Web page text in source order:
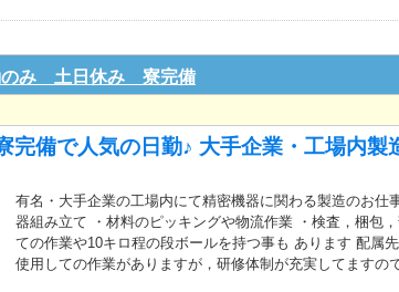
のみ 土日休み 寮完備
完備で人気の日勤♪ 大手企業・工場内製
有名・大手企業の工場内にて精密機器に関わる製造のお
器組み立て ・材料のピッキングや物流作業 ・検査，梱包
ての作業や10キロ程の段ボールを持つ事も あります 配属
使用しての作業がありますが，研修体制が充実してますの